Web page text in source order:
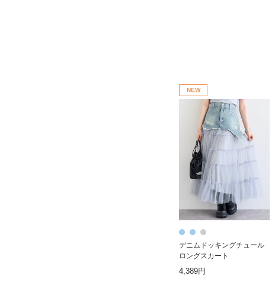
NEW
デニムドッキングチュール
ロングスカート
4,389円